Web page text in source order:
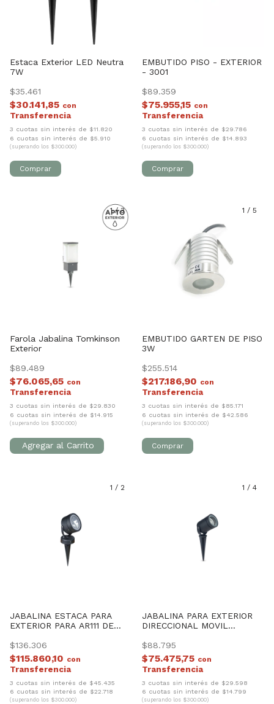
Estaca Exterior LED Neutra
7W
$35.461
$30.141,85 con
3 cuotas sin interés de $11.820
6 cuotas sin interés de $5.910
(superando los $300.000)
EMBUTIDO PISO - EXTERIOR
- 3001
$89.359
$75.955,15 con
3 cuotas sin interés de $29.786
6 cuotas sin interés de $14.893
(superando los $300.000)
1/3
Farola Jabalina Tomkinson
Exterior
$89.489
$76.065,65 con
3 cuotas sin interés de $29.830
6 cuotas sin interés de $14.915
(superando los $300.000)
1 / 5
EMBUTIDO GARTEN DE PISO
3W
$255.514
$217.186,90 con
3 cuotas sin interés de $85.171
6 cuotas sin interés de $42.586
(superando los $300.000)
1 / 2
JABALINA ESTACA PARA
EXTERIOR PARA AR111 DE
$136.306
$115.860,10 con
3 cuotas sin interés de $45.435
6 cuotas sin interés de $22.718
(superando los $300.000)
1 / 4
JABALINA PARA EXTERIOR
DIRECCIONAL MOVIL
***
$88.795
$75.475,75 con
3 cuotas sin interés de $29.598
6 cuotas sin interés de $14.799
(superando los $300.000)